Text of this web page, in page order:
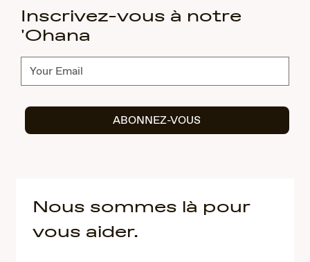
Inscrivez-vous à notre
'Ohana
Abonnez-
vous
ABONNEZ-VOUS
Nous sommes là pour
vous aider.